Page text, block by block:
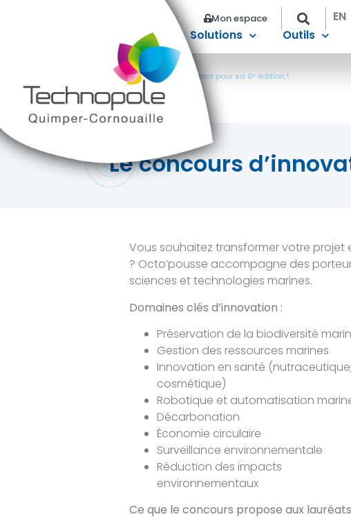
Mon espace EN
Solutions
Outils
Le concours d’innovation Octo’pousse revient pour sa 6ᵉ édition !
Le concours
Vous souhaitez transformer votre
? Octo’pousse accompagne des
sciences et technologies marines.
Domaines clés d’innovation :
Préservation de la biodiversité
Gestion des ressources marines
Innovation en santé (nutraceutique,
cosmétique)
Robotique et automatisation
Décarbonation
Économie circulaire
Surveillance environnementale
Réduction des impacts
environnementaux
Ce que le concours propose aux